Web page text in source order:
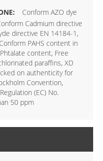
Conform AZO dye
Cadmium directive
directive EN 14184-1,
PAHS content in
content, Free
paraffins, XD
on authenticity for
Convention,
(EC) No.
50 ppm